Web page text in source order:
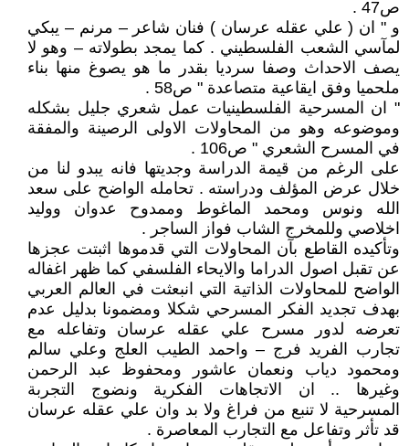
ص47 .
و " ان ( علي عقله عرسان ) فنان شاعر – مرنم – يبكي
لمآسي الشعب الفلسطيني . كما يمجد بطولاته – وهو لا
يصف الاحداث وصفا سرديا بقدر ما هو يصوغ منها بناء
ملحميا وفق ايقاعية متصاعدة " ص58 .
" ان المسرحية الفلسطينيات عمل شعري جليل بشكله
وموضوعه وهو من المحاولات الاولى الرصينة والمفقة
في المسرح الشعري " ص106 .
على الرغم من قيمة الدراسة وجديتها فانه يبدو لنا من
خلال عرض المؤلف ودراسته . تحامله الواضح على سعد
الله ونوس ومحمد الماغوط وممدوح عدوان ووليد
اخلاصي وللمخرج الشاب فواز الساجر .
وتأكيده القاطع بآن المحاولات التي قدموها اثبتت عجزها
عن تقبل اصول الدراما والايحاء الفلسفي كما ظهر اغفاله
الواضح للمحاولات الذاتية التي انبعثت في العالم العربي
بهدف تجديد الفكر المسرحي شكلا ومضمونا بدليل عدم
تعرضه لدور مسرح علي عقله عرسان وتفاعله مع
تجارب الفريد فرج – واحمد الطيب العلج وعلي سالم
ومحمود دياب ونعمان عاشور ومحفوظ عبد الرحمن
وغيرها .. ان الاتجاهات الفكرية ونضوج التجربة
المسرحية لا تنبع من فراغ ولا بد وان علي عقله عرسان
قد تأثر وتفاعل مع التجارب المعاصرة .